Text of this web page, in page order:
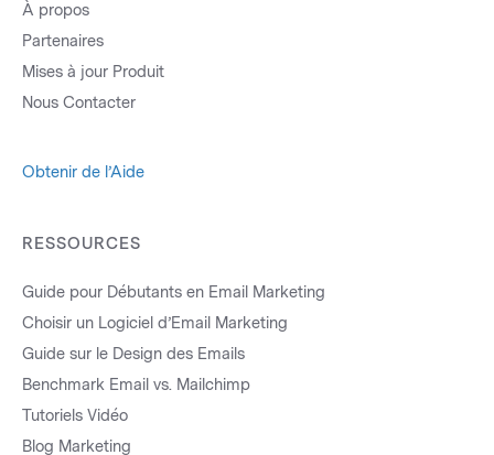
À propos
Partenaires
Mises à jour Produit
Nous Contacter
Obtenir de l’Aide
RESSOURCES
Guide pour Débutants en Email Marketing
Choisir un Logiciel d’Email Marketing
Guide sur le Design des Emails
Benchmark Email vs. Mailchimp
Tutoriels Vidéo
Blog Marketing